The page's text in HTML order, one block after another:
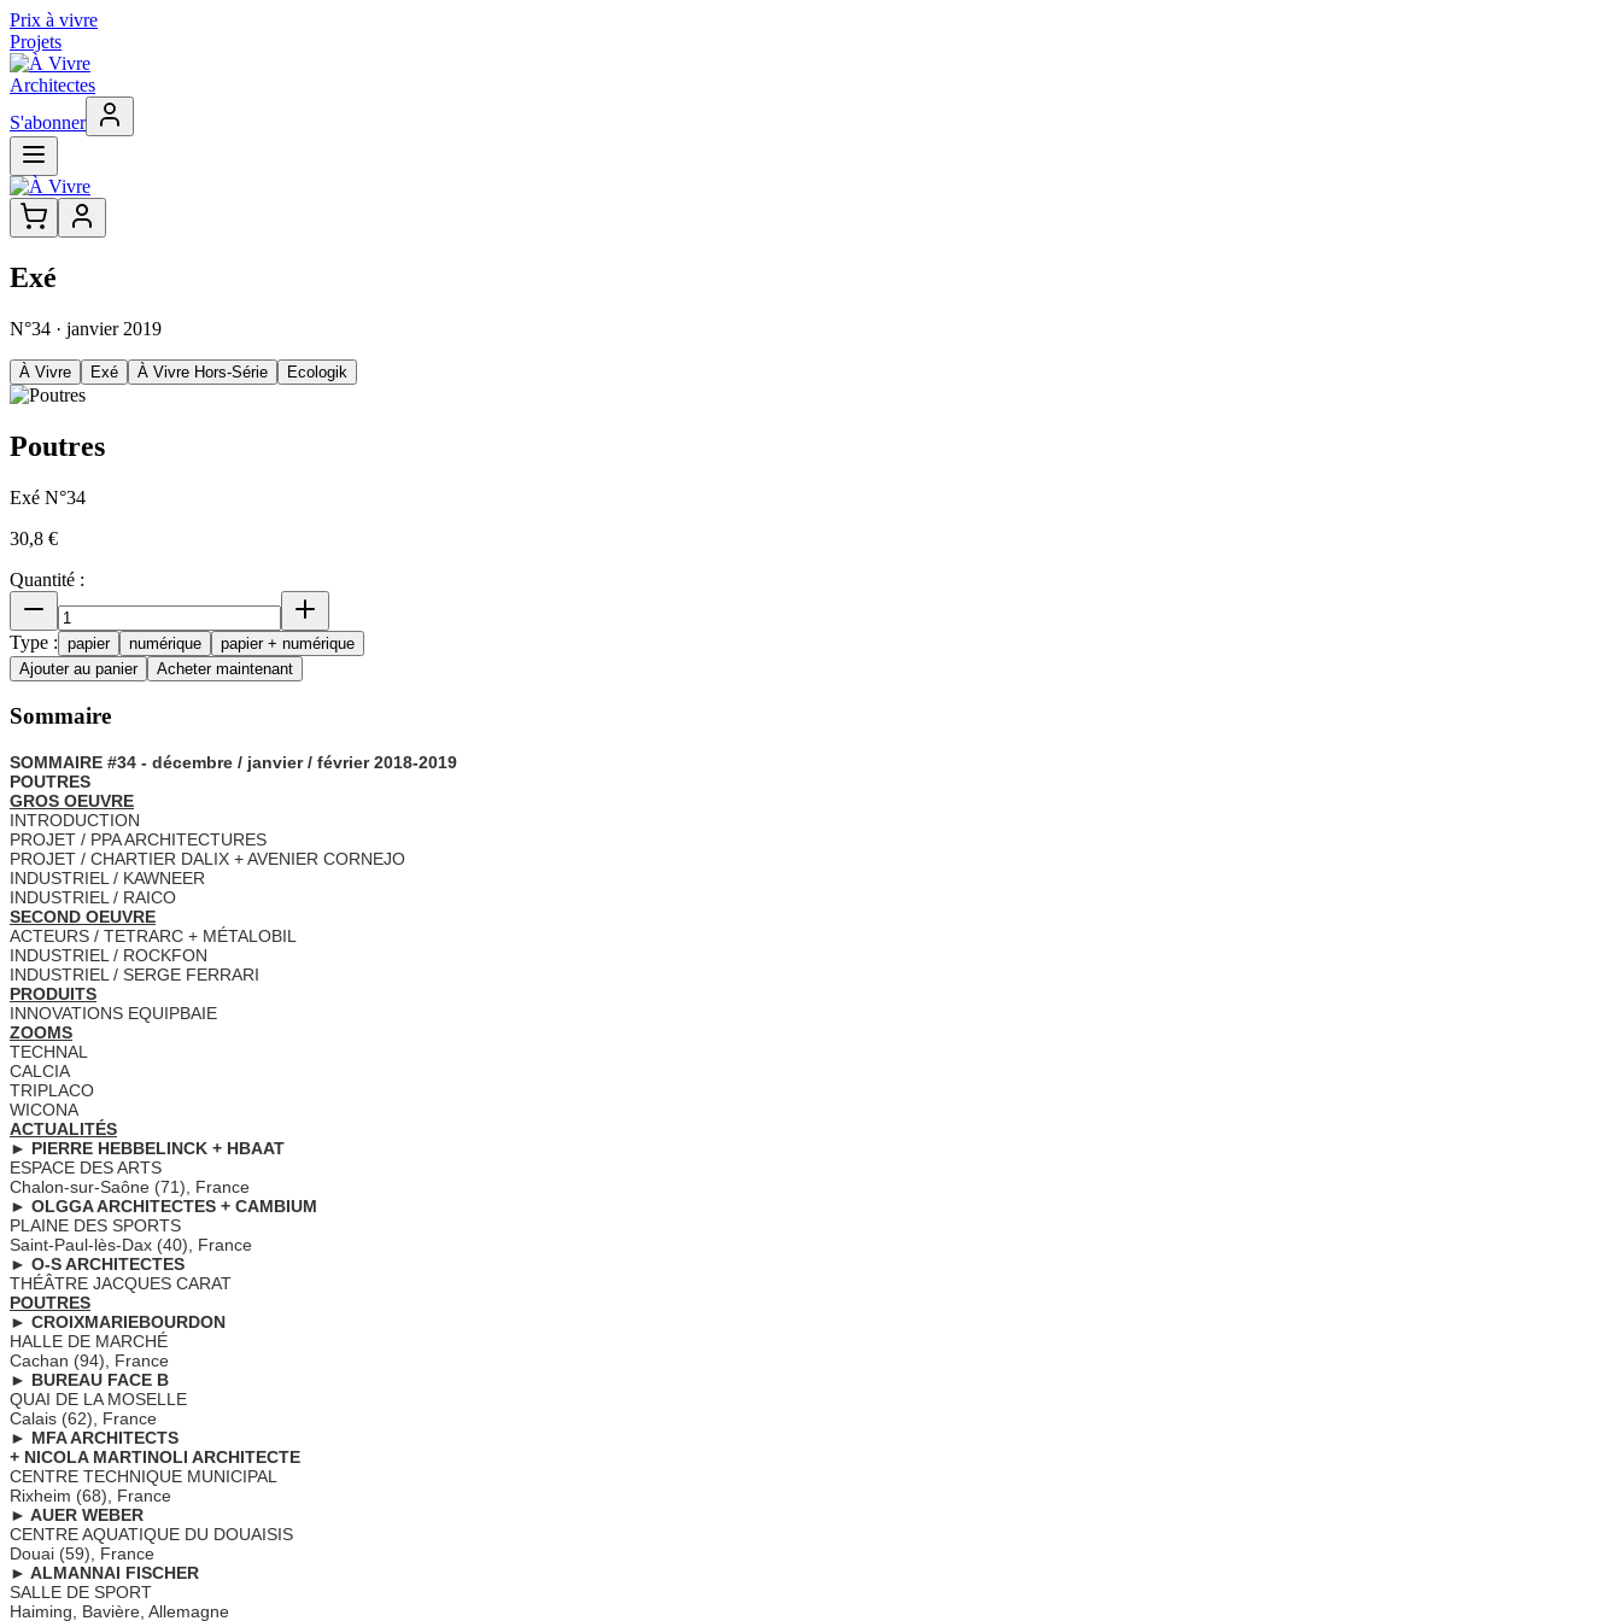
Prix à vivre
Projets
Architectes
S'abonner
Exé
N°34 · janvier 2019
À Vivre Exé À Vivre Hors-Série Ecologik
Poutres
Exé N°34
30,8 €
Quantité :
Type : papier numérique
papier + numérique
Ajouter au panier
Acheter maintenant
Sommaire
SOMMAIRE #34 - décembre / janvier / février 2018-2019
POUTRES
GROS OEUVRE
INTRODUCTION
PROJET / PPA ARCHITECTURES
PROJET / CHARTIER DALIX + AVENIER CORNEJO
INDUSTRIEL / KAWNEER
INDUSTRIEL / RAICO
SECOND OEUVRE
ACTEURS / TETRARC + MÉTALOBIL
INDUSTRIEL / ROCKFON
INDUSTRIEL / SERGE FERRARI
PRODUITS
INNOVATIONS EQUIPBAIE
ZOOMS
TECHNAL
CALCIA
TRIPLACO
WICONA
ACTUALITÉS
► PIERRE HEBBELINCK + HBAAT
ESPACE DES ARTS
Chalon-sur-Saône (71), France
► OLGGA ARCHITECTES + CAMBIUM
PLAINE DES SPORTS
Saint-Paul-lès-Dax (40), France
► O-S ARCHITECTES
THÉÂTRE JACQUES CARAT
POUTRES
► CROIXMARIEBOURDON
HALLE DE MARCHÉ
Cachan (94), France
► BUREAU FACE B
QUAI DE LA MOSELLE
Calais (62), France
► MFA ARCHITECTS
+ NICOLA MARTINOLI ARCHITECTE
CENTRE TECHNIQUE MUNICIPAL
Rixheim (68), France
► AUER WEBER
CENTRE AQUATIQUE DU DOUAISIS
Douai (59), France
► ALMANNAI FISCHER
SALLE DE SPORT
Haiming, Bavière, Allemagne